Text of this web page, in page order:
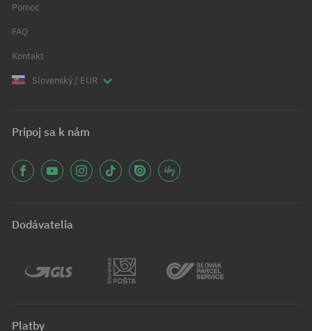
Pomoc
FAQ
Kontakt
Slovenský / EUR
Pripoj sa k nám
Dodávatelia
Platby